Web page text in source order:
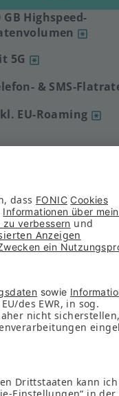
GB Highspeed-
5G
& SMS-
EU-Roaming
4 Wochen
SIM-Karte einmalig 9,99 €
14,99 € Startguthaben
Mehr zu Smart M
in Deutschland und